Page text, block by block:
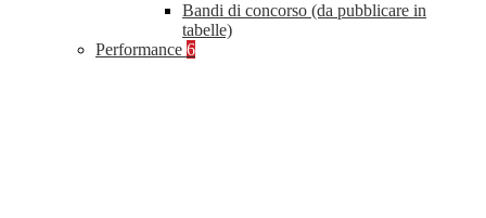
Bandi di concorso (da pubblicare in
tabelle)
Performance 6